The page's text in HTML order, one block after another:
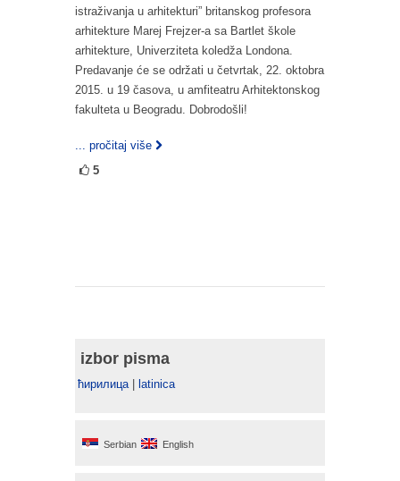
istraživanja u arhitekturi” britanskog profesora
arhitekture Marej Frejzer-a sa Bartlet škole
arhitekture, Univerziteta koledža Londona.
Predavanje će se održati u četvrtak, 22. oktobra
2015. u 19 časova, u amfiteatru Arhitektonskog
fakulteta u Beogradu. Dobrodošli!
... pročitaj više
5
izbor pisma
ћирилица| latinica
Serbian English